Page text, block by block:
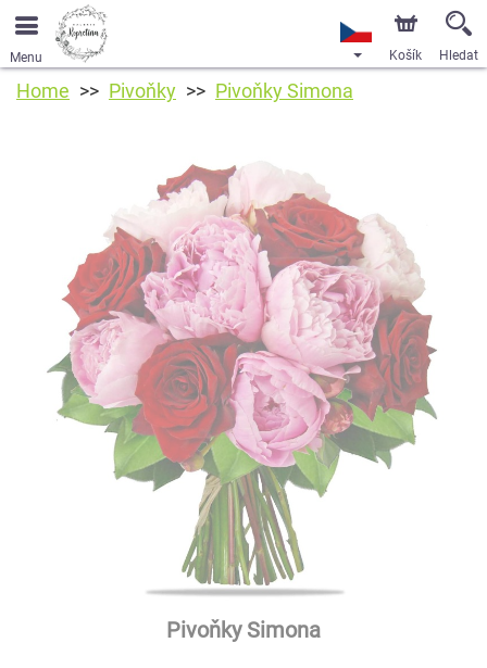
Menu Košík Hledat
Home Pivoňky Pivoňky Simona
Pivoňky Simona